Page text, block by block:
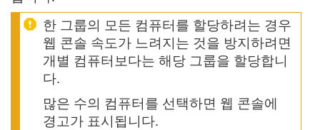
한 그룹의 모든 컴퓨터를 할당하려는 경우
웹 콘솔 속도가 느려지는 것을 방지하려면
개별 컴퓨터보다는 해당 그룹을 할당합니
다.
많은 수의 컴퓨터를 선택하면 웹 콘솔에
경고가 표시됩니다.